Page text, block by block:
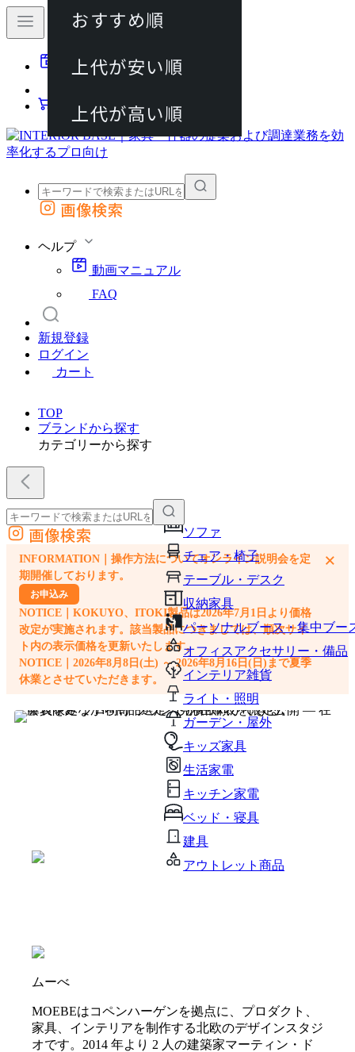
動画マニュアル
カート
外部サイトの商品をカートに追加
画像検索
ヘルプ
動画マニュアル
FAQ
新規登録
ログイン
カート
TOP
ブランドから探す
カテゴリーから探す
ソファ
チェア・椅子
テーブル・デスク
収納家具
パーソナルブース・集中ブー
オフィスアクセサリー・備品
インテリア雑貨
ライト・照明
ガーデン・屋外
キッズ家具
生活家電
キッチン家電
ベッド・寝具
建具
アウトレット商品
外部サイトの商品をカートに追加
他のサイトで見つけた商品ページのURLを貼り付けて、カートに追加できます
画像検索
INFORMATION｜操作方法についてオンライン説明会を定
期開催しております。
お申込み
NOTICE｜KOKUYO、ITOKI製品は2026年7月1日より価格
改定が実施されます。該当製品につきましては、順次サイ
ト内の表示価格を更新いたします。
NOTICE｜2026年8月8日(土) ～ 2026年8月16日(日)まで夏季
休業とさせていただきます。
×
ムーべ
MOEBEはコペンハーゲンを拠点に、プロダクト、
家具、インテリアを制作する北欧のデザインスタジ
オです。2014 年より 2 人の建築家マーティン・ド
おすすめ順
上代が安い順
上代が高い順